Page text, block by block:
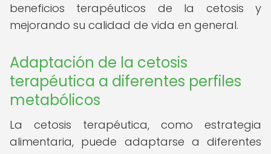
beneficios terapéuticos de la cetosis y
mejorando su calidad de vida en general.
Adaptación de la cetosis
terapéutica a diferentes perfiles
metabólicos
La cetosis terapéutica, como estrategia
alimentaria, puede adaptarse a diferentes